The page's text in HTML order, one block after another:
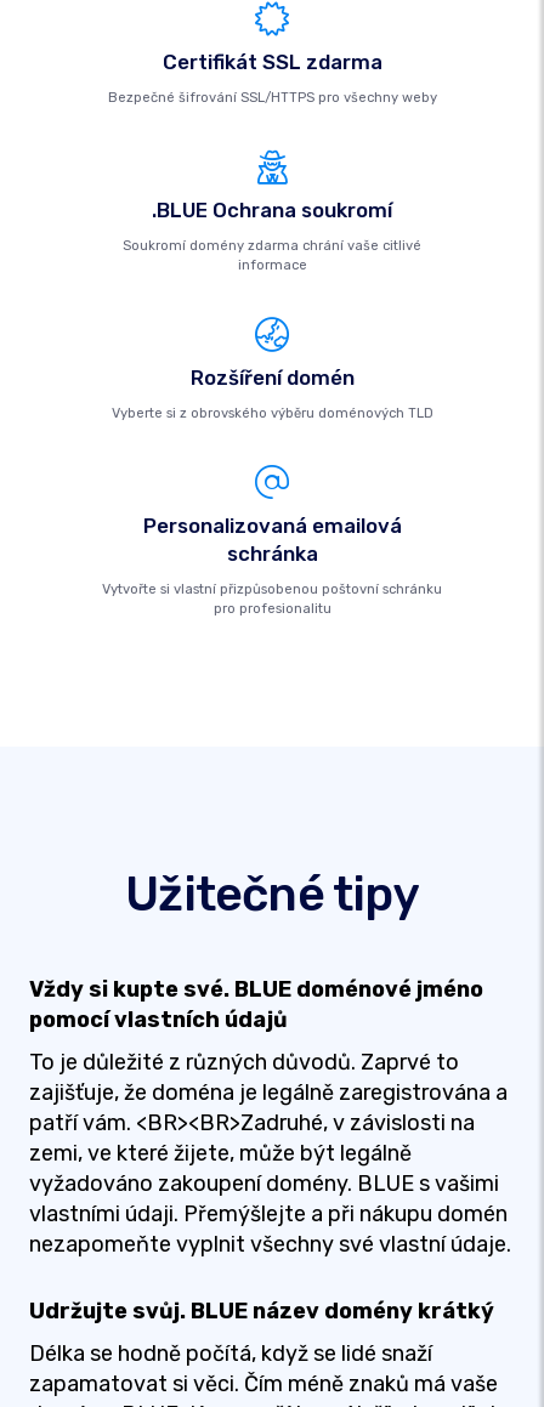
Certifikát SSL zdarma
Bezpečné šifrování SSL/HTTPS pro všechny weby
.BLUE Ochrana soukromí
Soukromí domény zdarma chrání vaše citlivé
informace
Rozšíření domén
Vyberte si z obrovského výběru doménových TLD
Personalizovaná emailová
schránka
Vytvořte si vlastní přizpůsobenou poštovní schránku
pro profesionalitu
Užitečné tipy
Vždy si kupte své. BLUE doménové jméno
pomocí vlastních údajů
To je důležité z různých důvodů. Zaprvé to
zajišťuje, že doména je legálně zaregistrována a
patří vám. <BR><BR>Zadruhé, v závislosti na
zemi, ve které žijete, může být legálně
vyžadováno zakoupení domény. BLUE s vašimi
vlastními údaji. Přemýšlejte a při nákupu domén
nezapomeňte vyplnit všechny své vlastní údaje.
Udržujte svůj. BLUE název domény krátký
Délka se hodně počítá, když se lidé snaží
zapamatovat si věci. Čím méně znaků má vaše